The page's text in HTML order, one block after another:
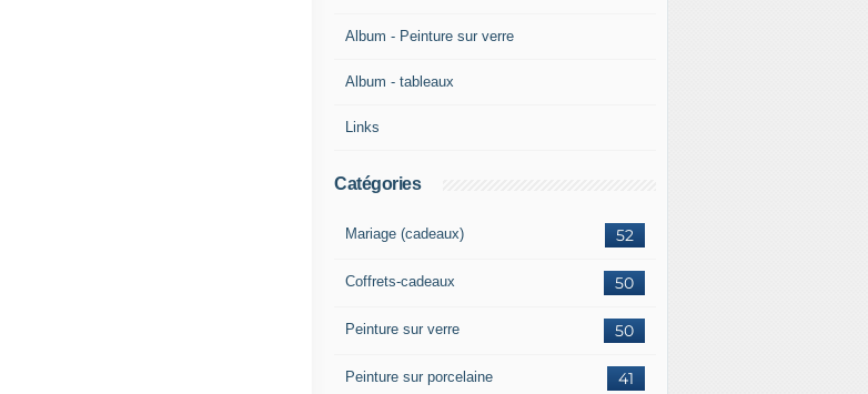
Album - Peinture sur verre
Album - tableaux
Links
Catégories
52
Mariage (cadeaux)
50
Coffrets-cadeaux
50
Peinture sur verre
41
Peinture sur porcelaine